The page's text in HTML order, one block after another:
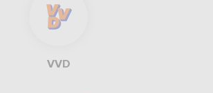
VVD